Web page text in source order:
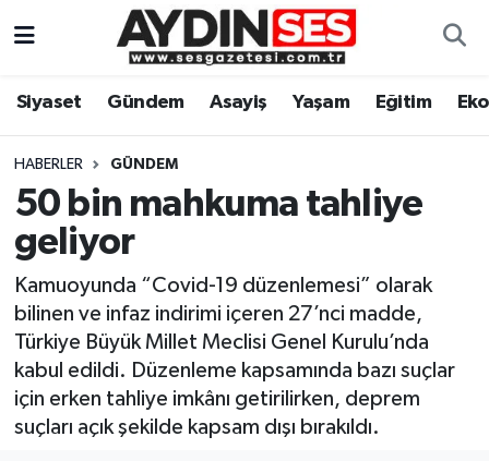
Siyaset Gündem Asayiş Yaşam Eğitim
HABERLER GÜNDEM
50 bin mahkuma tahliye
geliyor
Kamuoyunda “Covid-19 düzenlemesi” olarak
bilinen ve infaz indirimi içeren 27’nci madde,
Türkiye Büyük Millet Meclisi Genel Kurulu’nda
kabul edildi. Düzenleme kapsamında bazı suçlar
için erken tahliye imkânı getirilirken, deprem
suçları açık şekilde kapsam dışı bırakıldı.
Gündem
Siyaset
Ekonomi
Yaşam
Eğitim
Kültür Sanat
Aydın Hava Durumu
Aydin Namaz Vakitleri
Aydın Trafik Yoğunluk Haritası
Süper Lig Puan Durumu ve Fikstür
Tüm Manşetler
Son Dakika Haberleri